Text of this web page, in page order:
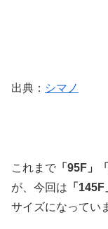
出典： シマノ
これまで 「95F」
が、今回は 「145F
サイズになってい